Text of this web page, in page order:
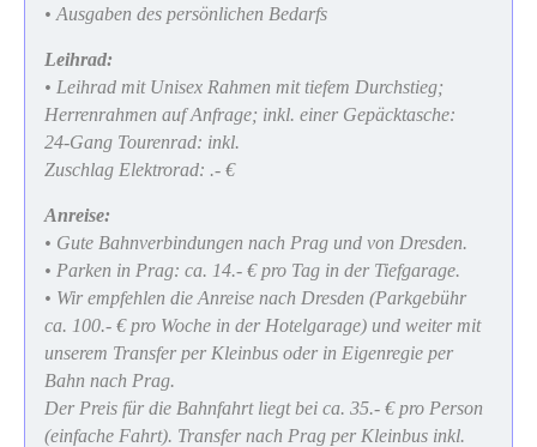
• Ausgaben des persönlichen Bedarfs
Leihrad:
• Leihrad mit Unisex Rahmen mit tiefem Durchstieg;
Herrenrahmen auf Anfrage; inkl. einer Gepäcktasche:
24-Gang Tourenrad: inkl.
Zuschlag Elektrorad: .- €
Anreise:
• Gute Bahnverbindungen nach Prag und von Dresden.
• Parken in Prag: ca. 14.- € pro Tag in der Tiefgarage.
• Wir empfehlen die Anreise nach Dresden (Parkgebühr
ca. 100.- € pro Woche in der Hotelgarage) und weiter mit
unserem Transfer per Kleinbus oder in Eigenregie per
Bahn nach Prag.
Der Preis für die Bahnfahrt liegt bei ca. 35.- € pro Person
(einfache Fahrt). Transfer nach Prag per Kleinbus inkl.